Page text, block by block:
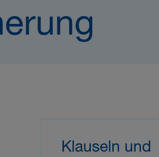
Klauseln und